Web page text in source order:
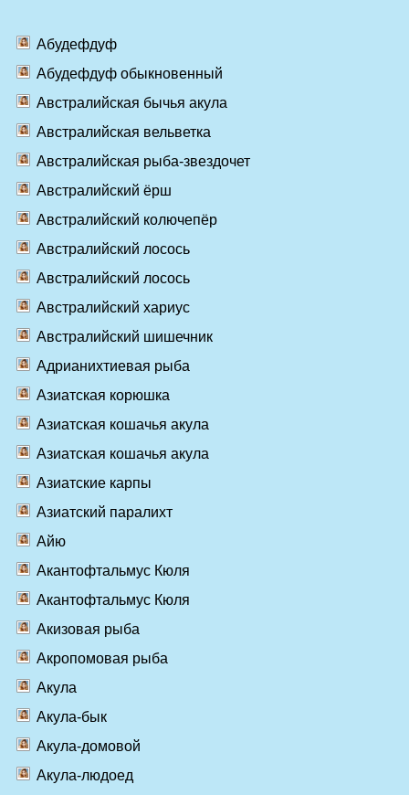
Абудефдуф
Абудефдуф обыкновенный
Австралийская бычья акула
Австралийская вельветка
Австралийская рыба-звездочет
Австралийский ёрш
Австралийский колючепёр
Австралийский лосось
Австралийский лосось
Австралийский хариус
Австралийский шишечник
Адрианихтиевая рыба
Азиатская корюшка
Азиатская кошачья акула
Азиатская кошачья акула
Азиатские карпы
Азиатский паралихт
Айю
Акантофтальмус Кюля
Акантофтальмус Кюля
Акизовая рыба
Акропомовая рыба
Акула
Акула-бык
Акула-домовой
Акула-людоед